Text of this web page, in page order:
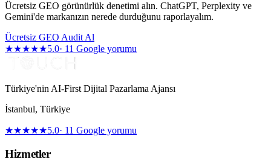
Ücretsiz GEO görünürlük denetimi alın. ChatGPT, Perplexity ve
Gemini'de markanızın nerede durduğunu raporlayalım.
Ücretsiz GEO Audit Al
★★★★★5.0· 11 Google yorumu
Türkiye'nin AI-First Dijital Pazarlama Ajansı
İstanbul, Türkiye
★★★★★5.0· 11 Google yorumu
Hizmetler